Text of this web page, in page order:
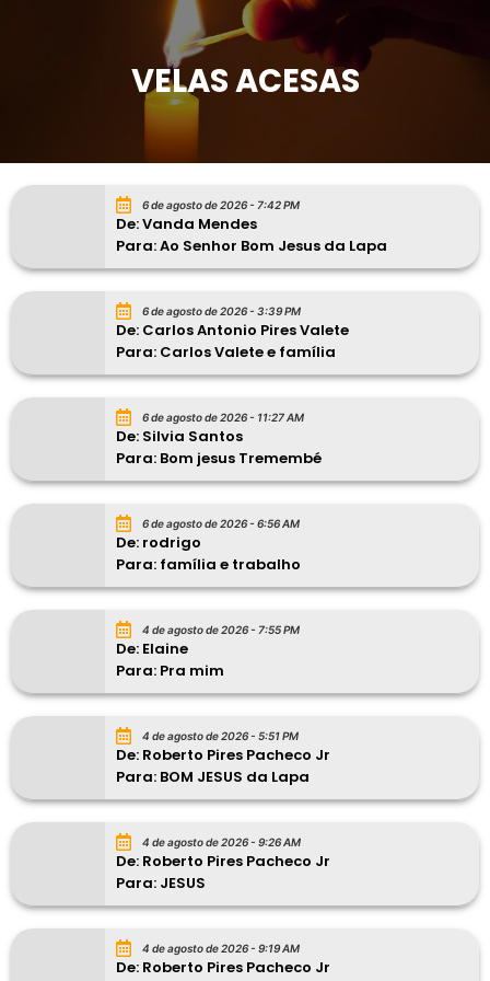
VELAS ACESAS
6 de agosto de 2026 - 7:42 PM
De: Vanda Mendes
Para: Ao Senhor Bom Jesus da Lapa
6 de agosto de 2026 - 3:39 PM
De: Carlos Antonio Pires Valete
Para: Carlos Valete e família
6 de agosto de 2026 - 11:27 AM
De: Silvia Santos
Para: Bom jesus Tremembé
6 de agosto de 2026 - 6:56 AM
De: rodrigo
Para: família e trabalho
4 de agosto de 2026 - 7:55 PM
De: Elaine
Para: Pra mim
4 de agosto de 2026 - 5:51 PM
De: Roberto Pires Pacheco Jr
Para: BOM JESUS da Lapa
4 de agosto de 2026 - 9:26 AM
De: Roberto Pires Pacheco Jr
Para: JESUS
4 de agosto de 2026 - 9:19 AM
De: Roberto Pires Pacheco Jr